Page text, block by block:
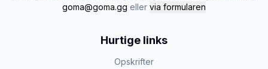
goma@goma.gg eller via formularen
Hurtige links
Opskrifter